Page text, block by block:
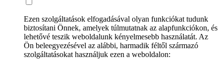
Ezen szolgáltatások elfogadásával olyan funkciókat tudunk
biztosítani Önnek, amelyek túlmutatnak az alapfunkciókon, és
lehetővé teszik weboldalunk kényelmesebb használatát. Az
Ön beleegyezésével az alábbi, harmadik féltől származó
szolgáltatásokat használjuk ezen a weboldalon: